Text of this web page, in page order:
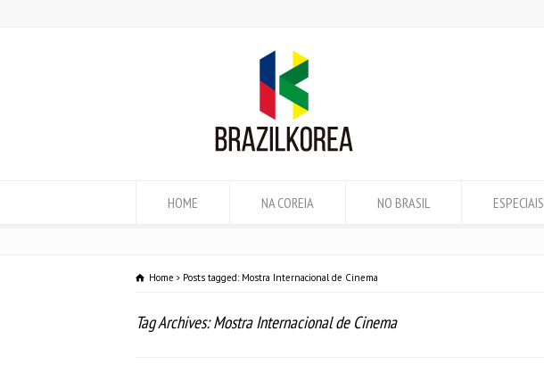
HOME NA COREIA NO BRASIL ESPECIAIS
Home Posts tagged: Mostra Internacional de Cinema
Tag Archives: Mostra Internacional de Cinema